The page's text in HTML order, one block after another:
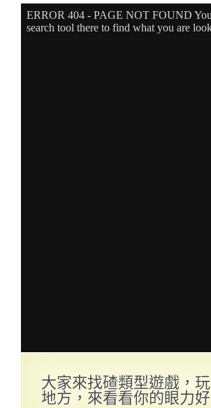
大家來找碴類型遊戲，
地方，來看看你的眼力